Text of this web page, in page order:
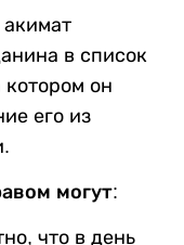
в список
котором он
его из
могут:
что в день